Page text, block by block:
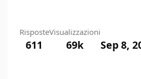
Risposte
611
Visualizzazioni
69k Sep 8,